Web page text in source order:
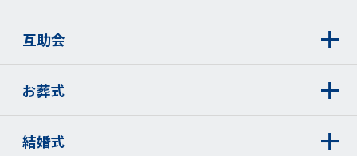
互助会
お葬式
結婚式